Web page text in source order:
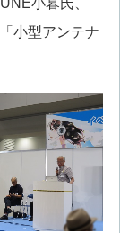
小暮氏、
小型アンテナ